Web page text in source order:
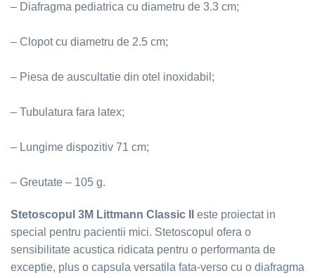
– Diafragma pediatrica cu diametru de 3.3 cm;
– Clopot cu diametru de 2.5 cm;
– Piesa de auscultatie din otel inoxidabil;
– Tubulatura fara latex;
– Lungime dispozitiv 71 cm;
– Greutate – 105 g.
Stetoscopul 3M Littmann Classic II este proiectat in
special pentru pacientii mici. Stetoscopul ofera o
sensibilitate acustica ridicata pentru o performanta de
exceptie, plus o capsula versatila fata-verso cu o diafragma